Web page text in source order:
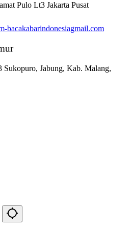
Pulo Lt3 Jakarta Pusat
bacakabarindonesiagmail.com
Jabung, Kab. Malang,